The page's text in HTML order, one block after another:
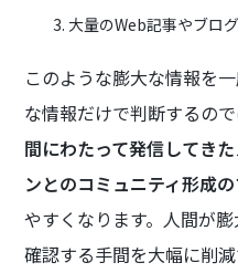
大量のWeb記事やブログ
このような膨大な情報を
な情報だけで判断するので
間にわたって発信してき
ンとのコミュニティ形成
やすくなります。人間が
確認する手間を大幅に削